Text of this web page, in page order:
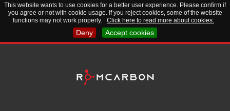
This website wants to use cookies for a better user experience. Please confirm if
you agree or not with cookie usage. If you reject cookies, some of the website
functions may not work properly.
Click here to read more about cookies.
Deny Accept cookies